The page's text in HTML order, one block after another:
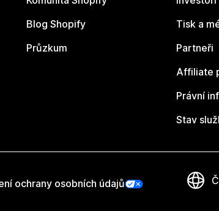
Blog Shopify
Průzkum
Tisk a
Partneři
Affiliate
Právní
Stav
ochrany osobních údajů